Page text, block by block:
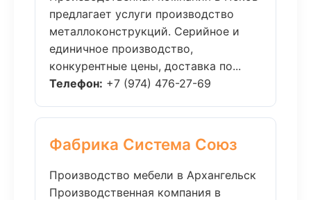
предлагает услуги производство
металлоконструкций. Серийное и
единичное производство,
конкурентные цены, доставка по...
Телефон: +7 (974) 476-27-69
Фабрика Система Союз
Производство мебели в Архангельск
Производственная компания в